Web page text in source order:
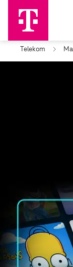
Telekom